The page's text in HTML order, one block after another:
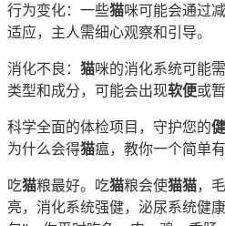
行为变化：一些猫咪可能会通过
适应，主人需细心观察和引导。
消化不良： 猫咪的消化系统可能
类型和成分，可能会出现软便或
科学全面的体检项目，守护您的
为什么会得猫瘟，教你一个简单
吃猫粮最好。吃猫粮会使猫猫，
亮，消化系统强健，泌尿系统健